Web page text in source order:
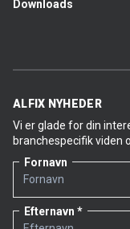
Downloads
ALFIX NYHEDER
Vi er glade for din
branchespecifik viden
Fornavn
Efternavn